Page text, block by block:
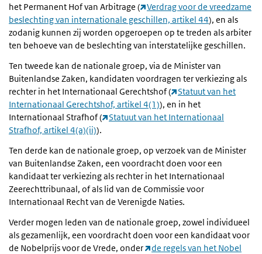
het Permanent Hof van Arbitrage (
Verdrag voor de vreedzame
beslechting van internationale geschillen, artikel 44), en als
zodanig kunnen zij worden opgeroepen op te treden als arbiter
ten behoeve van de beslechting van interstatelijke geschillen.
Ten tweede kan de nationale groep, via de Minister van
Buitenlandse Zaken, kandidaten voordragen ter verkiezing als
rechter in het Internationaal Gerechtshof (
Statuut van het
Internationaal Gerechtshof, artikel 4(1)), en in het
Internationaal Strafhof (
Statuut van het Internationaal
Strafhof, artikel 4(a)(ii)).
Ten derde kan de nationale groep, op verzoek van de Minister
van Buitenlandse Zaken, een voordracht doen voor een
kandidaat ter verkiezing als rechter in het Internationaal
Zeerechttribunaal, of als lid van de Commissie voor
Internationaal Recht van de Verenigde Naties.
Verder mogen leden van de nationale groep, zowel individueel
als gezamenlijk, een voordracht doen voor een kandidaat voor
de Nobelprijs voor de Vrede, onder
de regels van het Nobel